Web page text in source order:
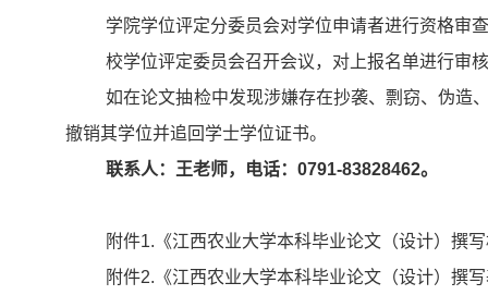
学院学位评定分委员会对学位申请者进行资格审
校学位评定委员会召开会议，对上报名单进行审
如在论文抽检中发现涉嫌存在抄袭、剽窃、伪造
撤销其学位并追回学士学位证书。
联系人：王老师，电话：0791-83828462。
附件1.《江西农业大学本科毕业论文（设计）撰
附件2.《江西农业大学本科毕业论文（设计）撰